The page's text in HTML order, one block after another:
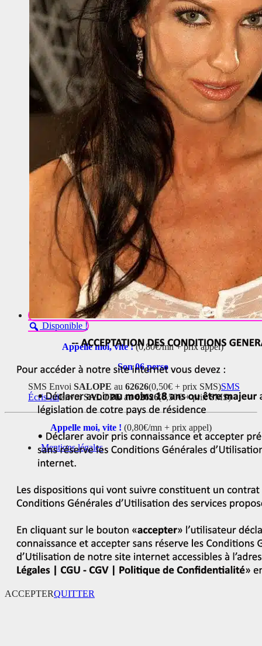
Disponible !
Appelle moi, vite ! (0,80€/mn + prix appel)
Son 06 perso
SMS Envoi SALOPE au 62626(0,50€ + prix SMS)SMS
Écris-luiEnvoiSALOPEau62626(0,50€ + prix SMS)
Appelle moi, vite ! (0,80€/mn + prix appel)
Mentions légales
ACCEPTERQUITTER